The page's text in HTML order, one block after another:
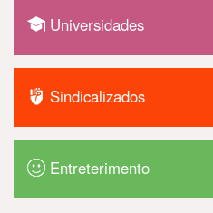
Universidades
Sindicalizados
Entreterimento